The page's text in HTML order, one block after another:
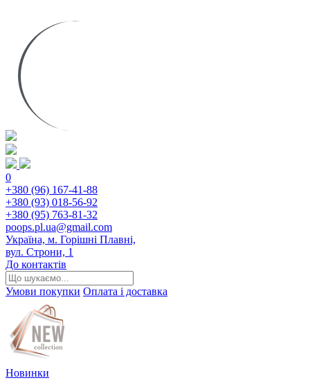
0
+380 (96) 167-41-88
+380 (93) 018-56-92
+380 (95) 763-81-32
poops.pl.ua@gmail.com
Україна, м. Горішні Плавні,
вул. Строни, 1
До контактів
Умови покупки Оплата і доставка
Новинки